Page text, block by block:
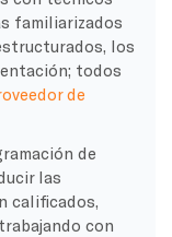
familiarizados
los
todos
de
de
las
calificados,
con